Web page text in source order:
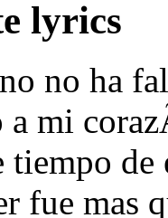
lyrics
no ha
mi
de
fue mas